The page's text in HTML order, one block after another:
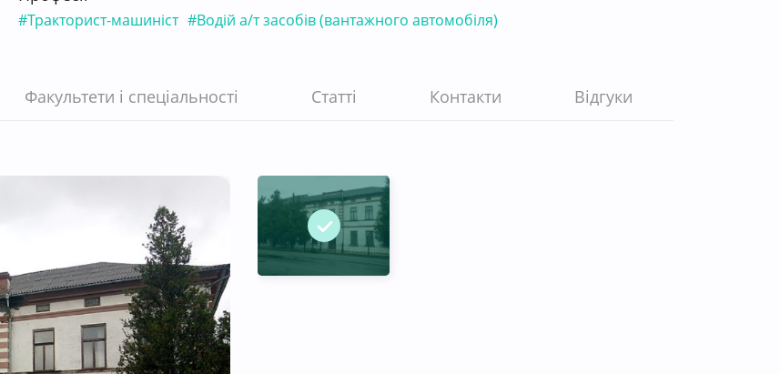
#Тракторист-машиніст #Водій а/т засобів (вантажного автомобіля)
Факультети і спеціальності Статті Контакти Відгуки